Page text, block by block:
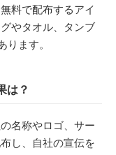
料で配布するアイ
やタオル、タンブ
ます。
は？
名称やロゴ、サー
し、自社の宣伝を